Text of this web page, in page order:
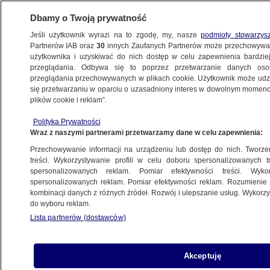
BIZNES
ZE ŚWIATA
6.03.2023, 19:02
Udostępnij
Dbamy o Twoją prywatność
Jeśli użytkownik wyrazi na to zgodę, my, naszepodmioty
Partnerów IAB oraz30 innych Zaufanych Partnerów może
użytkownika i uzyskiwać do nich dostęp w celu zapewnienia
przeglądania. Odbywa się to poprzez przetwarzanie danych
przeglądania przechowywanych w plikach cookie. Użytkownik może
się przetwarzaniu w oparciu o uzasadniony interes w dowolnym
plików cookie i reklam”.
Polityka Prywatności
Wraz z naszymi partnerami przetwarzamy dane w celu zapewnienia:
Przechowywanie informacji na urządzeniu lub dostęp do nich.
treści. Wykorzystywanie profili w celu doboru spersonalizowanych
spersonalizowanych reklam. Pomiar efektywności treści.
spersonalizowanych reklam. Pomiar efektywności reklam.
kombinacji danych z różnych źródeł. Rozwój i ulepszanie usług.
do wyboru reklam.
Lista partnerów (dostawców)
Akceptuję